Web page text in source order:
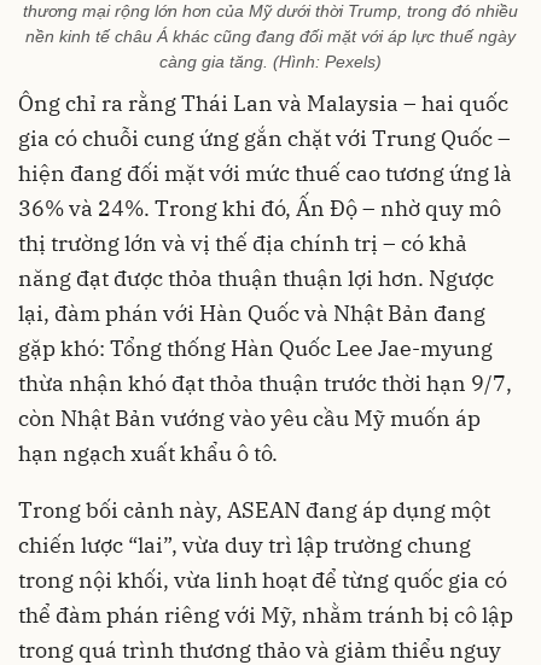
thương mại rộng lớn hơn của Mỹ dưới thời Trump, trong đó nhiều
nền kinh tế châu Á khác cũng đang đối mặt với áp lực thuế ngày
càng gia tăng. (Hình: Pexels)
Ông chỉ ra rằng Thái Lan và Malaysia – hai quốc
gia có chuỗi cung ứng gắn chặt với Trung Quốc –
hiện đang đối mặt với mức thuế cao tương ứng là
36% và 24%. Trong khi đó, Ấn Độ – nhờ quy mô
thị trường lớn và vị thế địa chính trị – có khả
năng đạt được thỏa thuận thuận lợi hơn. Ngược
lại, đàm phán với Hàn Quốc và Nhật Bản đang
gặp khó: Tổng thống Hàn Quốc Lee Jae-myung
thừa nhận khó đạt thỏa thuận trước thời hạn 9/7,
còn Nhật Bản vướng vào yêu cầu Mỹ muốn áp
hạn ngạch xuất khẩu ô tô.
Trong bối cảnh này, ASEAN đang áp dụng một
chiến lược “lai”, vừa duy trì lập trường chung
trong nội khối, vừa linh hoạt để từng quốc gia có
thể đàm phán riêng với Mỹ, nhằm tránh bị cô lập
trong quá trình thương thảo và giảm thiểu nguy